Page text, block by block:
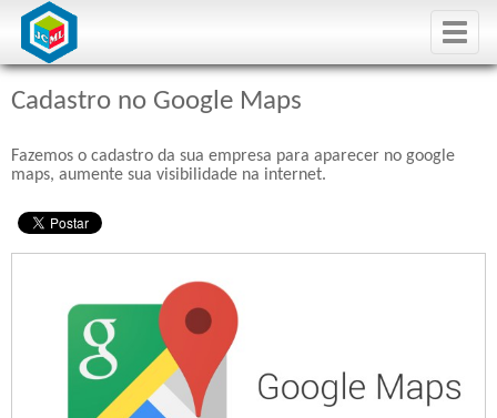
Toggle
Cadastro no Google Maps
Fazemos o cadastro da sua empresa para aparecer no google
maps, aumente sua visibilidade na internet.